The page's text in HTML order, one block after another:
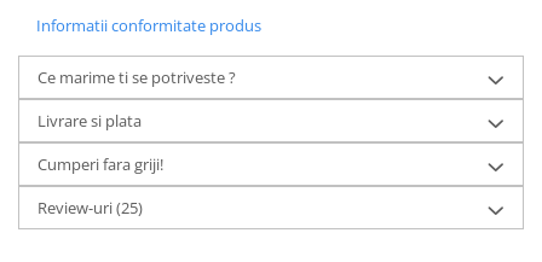
Informatii conformitate produs
Ce marime ti se potriveste ?
Livrare si plata
Cumperi fara griji!
Review-uri(25)